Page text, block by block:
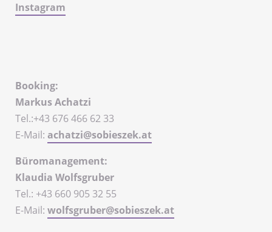
Instagram
Booking:
Markus Achatzi
Tel.:+43 676 466 62 33
E-Mail: achatzi@sobieszek.at
Büromanagement:
Klaudia Wolfsgruber
Tel.: +43 660 905 32 55
E-Mail: wolfsgruber@sobieszek.at